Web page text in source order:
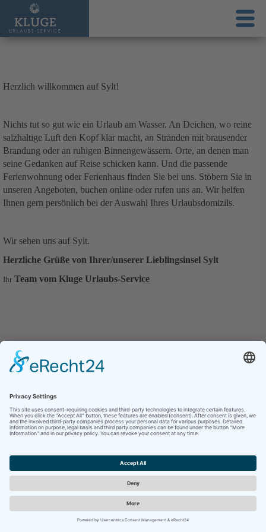
Herzlich willkommen auf Sylt!
Nichts tut so gut wie ein Urlaub am Wasser. An Deichen, wo reine
salzhaltige Luft den Kopf klar macht, an Stränden mit brausender
Brandung oder an ruhigen Binnengewässern. Orte, an denen man
seine Gedanken auf Reise schicken kann. Und die passende
Ferienwohnung oder Ferienhaus finden Sie bei uns. Stöbern Sie in
unseren Angeboten, buchen online oder rufen uns an. Wir helfen
Ihnen gern persönlich bei der Auswahl Ihres Urlaubsdomizils.
Wir sehen uns auf Sylt.
Herzliche Grüße von Ihrer/unserer Lieblingsinsel Sylt
Ihr Team vom Kluge Urlaubs-Service
© 2026 Kluge Urlaubs-Service AGB
Datenschutz | Downloads | Sitemap